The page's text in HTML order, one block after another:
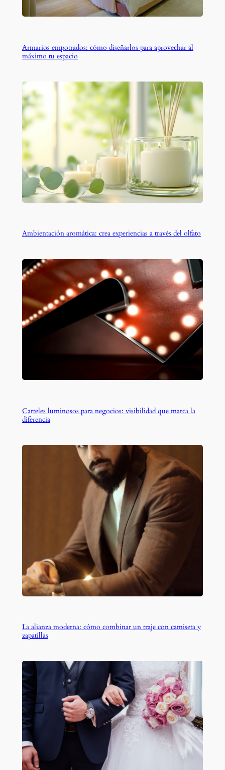
Armarios empotrados: cómo diseñarlos para aprovechar al
máximo tu espacio
Ambientación aromática: crea experiencias a través del olfato
Carteles luminosos para negocios: visibilidad que marca la
diferencia
La alianza moderna: cómo combinar un traje con camiseta y
zapatillas